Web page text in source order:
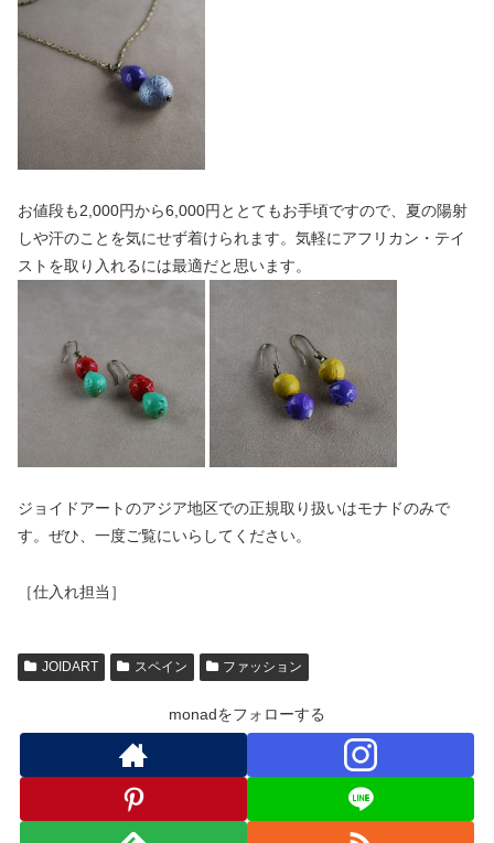
お値段も2,000円から6,000円ととてもお手頃ですので、夏の陽射
しや汗のことを気にせず着けられます。気軽にアフリカン・テイ
ストを取り入れるには最適だと思います。
ジョイドアートのアジア地区での正規取り扱いはモナドのみで
す。ぜひ、一度ご覧にいらしてください。
［仕入れ担当］
JOIDART スペイン ファッション
monadをフォローする